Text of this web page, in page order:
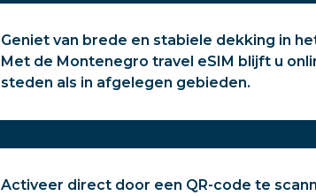
Geniet van brede en stabiele dekking in
Met de Montenegro travel eSIM blijft u
steden als in afgelegen gebieden.
Activeer direct door een QR-code te